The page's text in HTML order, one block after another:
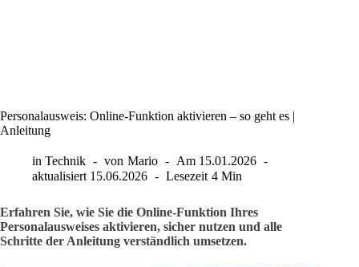
Personalausweis: Online-Funktion aktivieren – so geht es |
Anleitung
in Technik von Mario Am 15.01.2026
aktualisiert 15.06.2026 Lesezeit 4 Min
Erfahren Sie, wie Sie die Online-Funktion Ihres
Personalausweises aktivieren, sicher nutzen und alle
Schritte der Anleitung verständlich umsetzen.